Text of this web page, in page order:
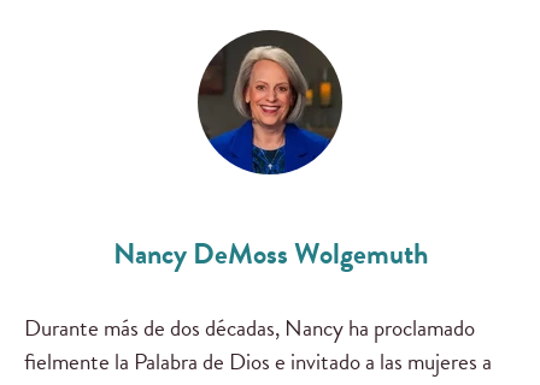
Nancy DeMoss Wolgemuth
Durante más de dos décadas, Nancy ha proclamado
fielmente la Palabra de Dios e invitado a las mujeres a